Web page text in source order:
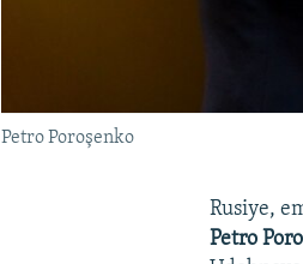
Petro Poroşenko
Rusiye,
Petro